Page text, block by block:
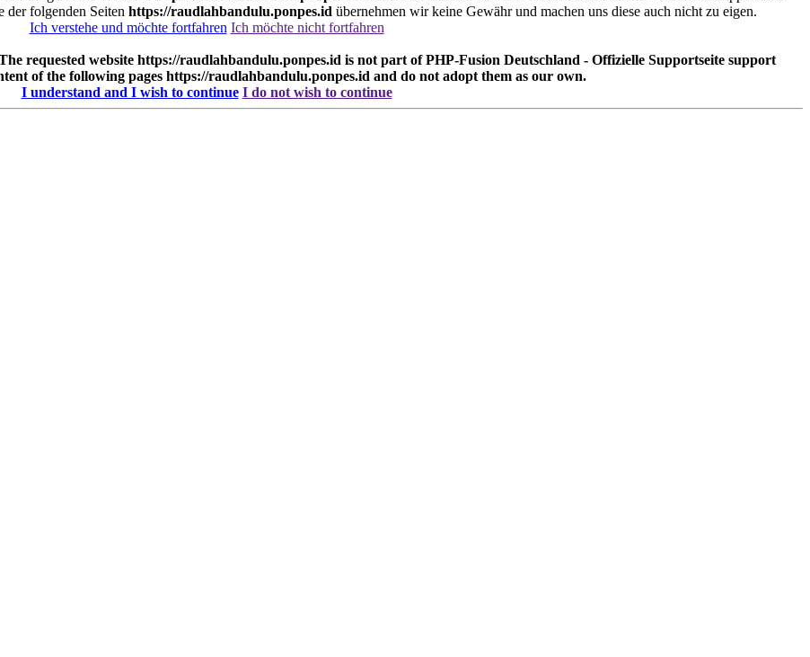
der folgenden Seiten https://raudlahbandulu.ponpes.id übernehmen wir keine Gewähr und machen uns diese auch nicht zu eigen.
Ich verstehe und möchte fortfahren Ich möchte nicht fortfahren
requested website https://raudlahbandulu.ponpes.id is not part of PHP-Fusion Deutschland - Offizielle Supportseite support
of the following pages https://raudlahbandulu.ponpes.id and do not adopt them as our own.
I understand and I wish to continue I do not wish to continue